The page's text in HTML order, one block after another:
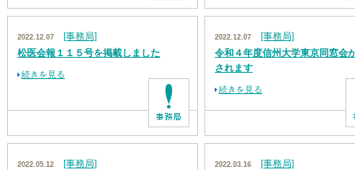
2022.12.07
[事務局]
松医会報１１５号を掲載しました
続きを見る
2022.12.07
[事務局]
令和４年度信州大学東京同窓会
されます
続きを見る
2022.05.12
[事務局]
2022.03.16
[事務局]